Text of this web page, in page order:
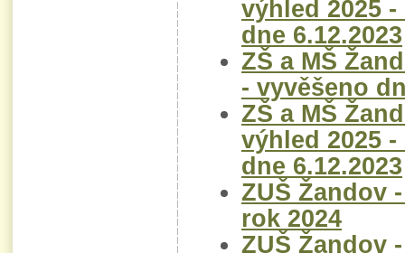
výhled 2025 -
dne 6.12.2023
ZŠ a MŠ
- vyvěšeno
ZŠ a MŠ
výhled 2025 -
dne 6.12.2023
ZUŠ Žandov
rok 2024
ZUŠ Žandov